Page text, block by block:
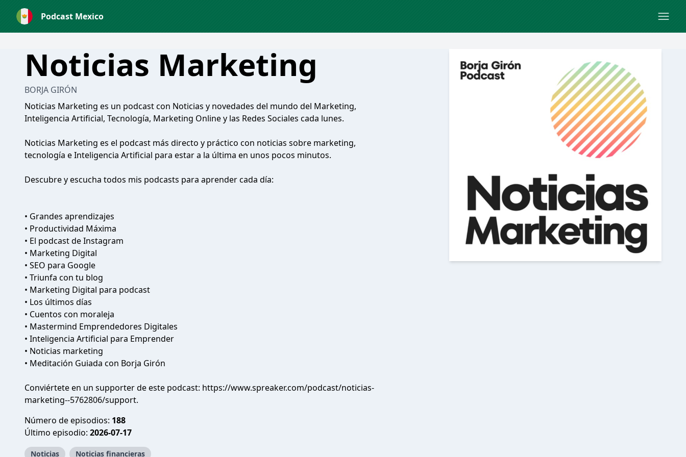
Podcast Mexico
Noticias Marketing
BORJA GIRÓN
Noticias Marketing es un podcast con Noticias y novedades del mundo del Marketing,
Inteligencia Artificial, Tecnología, Marketing Online y las Redes Sociales cada lunes.
Noticias Marketing es el podcast más directo y práctico con noticias sobre marketing,
tecnología e Inteligencia Artificial para estar a la última en unos pocos minutos.
Descubre y escucha todos mis podcasts para aprender cada día:
• Grandes aprendizajes
• Productividad Máxima
• El podcast de Instagram
• Marketing Digital
• SEO para Google
• Triunfa con tu blog
• Marketing Digital para podcast
• Los últimos días
• Cuentos con moraleja
• Mastermind Emprendedores Digitales
• Inteligencia Artificial para Emprender
• Noticias marketing
• Meditación Guiada con Borja Girón
Conviértete en un supporter de este podcast: https://www.spreaker.com/podcast/noticias-
marketing--5762806/support.
Número de episodios: 188
Último episodio: 2026-07-17
Noticias Noticias financieras